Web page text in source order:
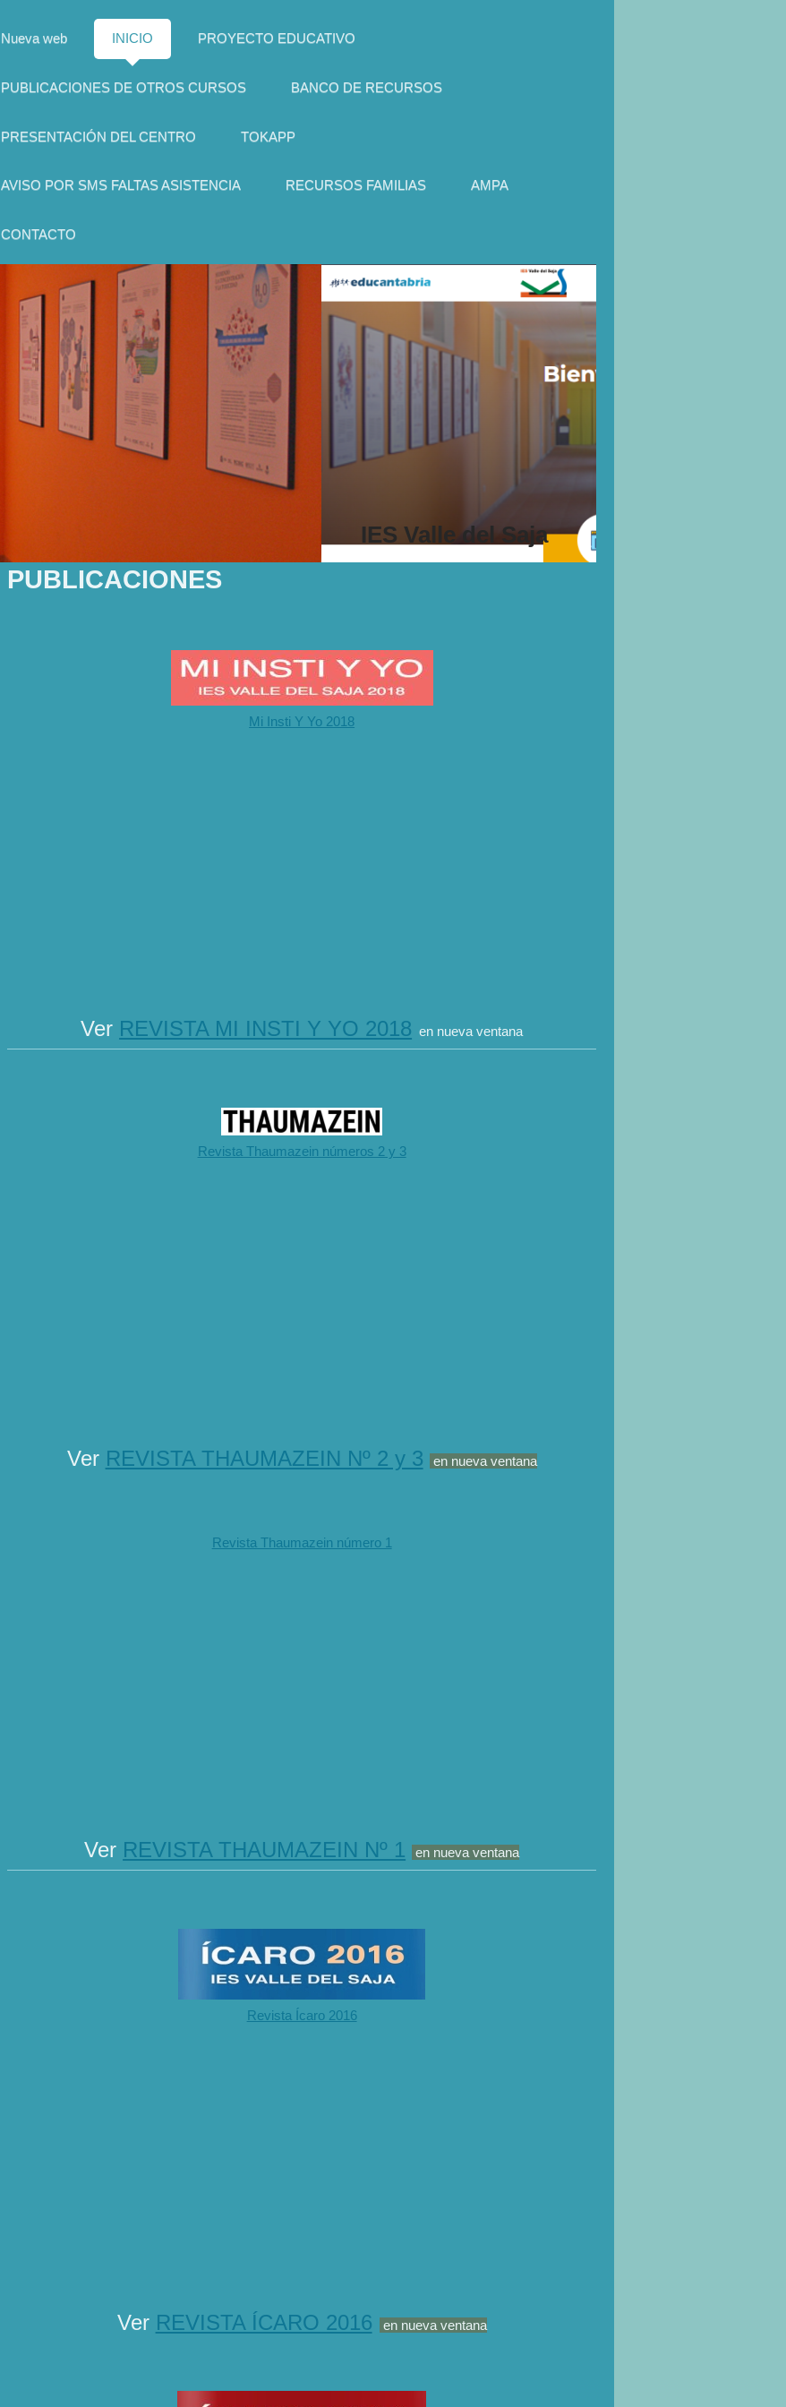
Nueva web INICIO PROYECTO EDUCATIVO
PUBLICACIONES DE OTROS CURSOS BANCO DE RECURSOS
PRESENTACIÓN DEL CENTRO TOKAPP
AVISO POR SMS FALTAS ASISTENCIA RECURSOS FAMILIAS AMPA
CONTACTO
IES Valle del Saja
PUBLICACIONES
Mi Insti Y Yo 2018
Ver REVISTA MI INSTI Y YO 2018 en nueva ventana
Revista Thaumazein números 2 y 3
Ver REVISTA THAUMAZEIN Nº 2 y 3 en nueva ventana
Revista Thaumazein número 1
Ver REVISTA THAUMAZEIN Nº 1 en nueva ventana
Revista Ícaro 2016
Ver REVISTA ÍCARO 2016 en nueva ventana